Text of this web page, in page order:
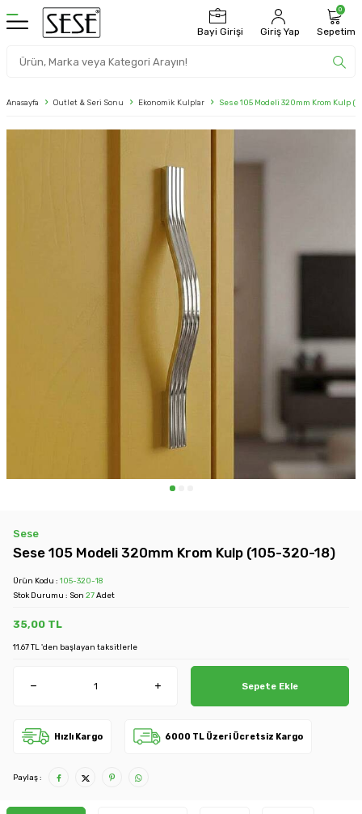
Bayi Girişi Giriş Yap
0
Sepetim
Anasayfa Outlet & Seri Sonu Ekonomik Kulplar Sese 105 Modeli 320mm Krom Kulp
Sese
Sese 105 Modeli 320mm Krom Kulp (105-320-18)
Ürün Kodu : 105-320-18
Stok Durumu : Son 27Adet
35,00 TL
11.67 TL 'den başlayan taksitlerle
Sepete Ekle
Hızlı Kargo 6000 TL Üzeri Ücretsiz Kargo
Paylaş :